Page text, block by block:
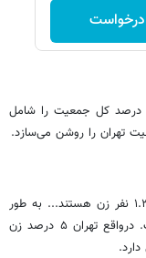
میزان افراد بالاتر از پنجاه سال ۲۸۶.۷۲۳ نفر یا ۱۰.۱ درصد کل جمعیت را شامل
تهران را روشن می‌سازد.
از کل جمعیت تهران ۱.۴۸۲.۸۳۴ نفر مرد و ۱.۳۴۴.۹۶۶ نفر زن هستند... به طور
کلی ۵ درصد جمعیت مرد بیش از جمعیت زن است. درواقع تهران ۵ درصد زن